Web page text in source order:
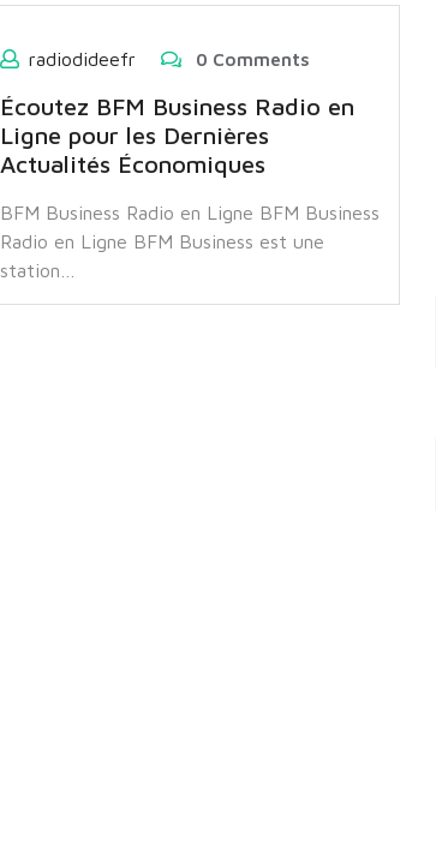
radiodideefr 0 Comments
Écoutez BFM Business Radio en
Ligne pour les Dernières
Actualités Économiques
BFM Business Radio en Ligne BFM Business
Radio en Ligne BFM Business est une
station…